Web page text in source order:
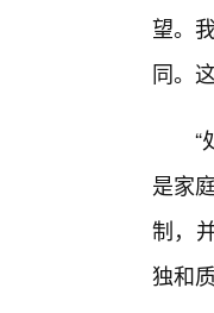
望。
同。
“
是家
制，
独和